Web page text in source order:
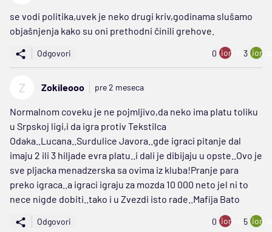
se vodi politika,uvek je neko drugi kriv,godinama slušamo
objašnjenja kako su oni prethodni činili grehove.
Odgovori 0 ion:minus
3
Z Zokileooo pre 2 meseca
Normalnom coveku je ne pojmljivo,da neko ima platu toliku
u Srpskoj ligi,i da igra protiv Tekstilca
Odaka..Lucana..Surdulice Javora..gde igraci pitanje dal
imaju 2 ili 3 hiljade evra platu..i dali je dibijaju u opste..Ovo je
sve pljacka menadzerska sa ovima iz kluba!Pranje para
preko igraca..a igraci igraju za mozda 10 000 neto jel ni to
nece nigde dobiti..tako i u Zvezdi isto rade..Mafija Bato
Odgovori 0 ion:minus
5